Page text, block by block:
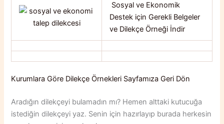
Sosyal ve Ekonomik
Destek için Gerekli Belgeler
ve Dilekçe Örneği İndir
Kurumlara Göre Dilekçe Örnekleri Sayfamıza Geri Dön
Aradığın dilekçeyi bulamadın mı? Hemen alttaki kutucuğa
istediğin dilekçeyi yaz. Senin için hazırlayıp burada herkesin